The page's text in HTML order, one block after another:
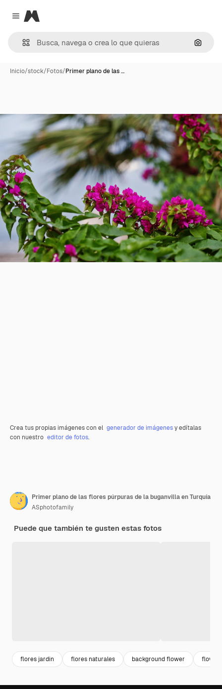
Close menu
Magnific
Inicio/stock/Fotos/Primer plano de las …
Crea tus propias imágenes con el generador de imágenesy edítalas
con nuestro editor de fotos.
Primer plano de las flores púrpuras de la buganvilla en Turquía
ASphotofamily
Puede que también te gusten estas fotos
flores jardin flores naturales background flower flower